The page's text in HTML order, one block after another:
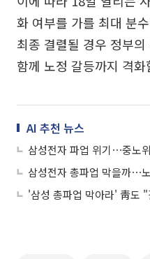
화 여부를 가를 최대 분
최종 결렬될 경우 정부
함께 노정 갈등까지 격
AI 추천 뉴스
삼성전자 파업 위기⋯중노
삼성전자 총파업 막을까⋯